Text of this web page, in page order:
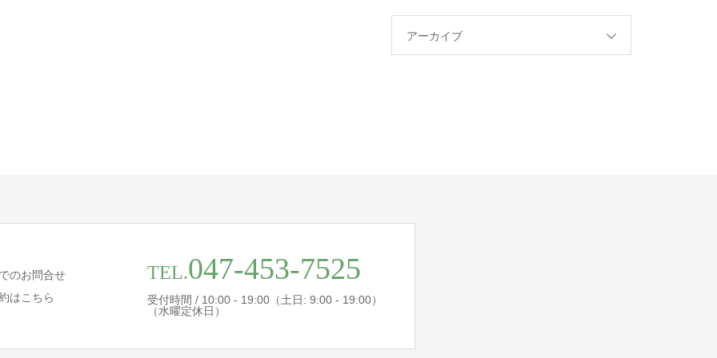
アーカイブ
のお問合せ
はこちら
TEL.047-453-7525
受付時間 / 10:00 - 19:00（土日: 9:00 - 19:00）
（水曜定休日）